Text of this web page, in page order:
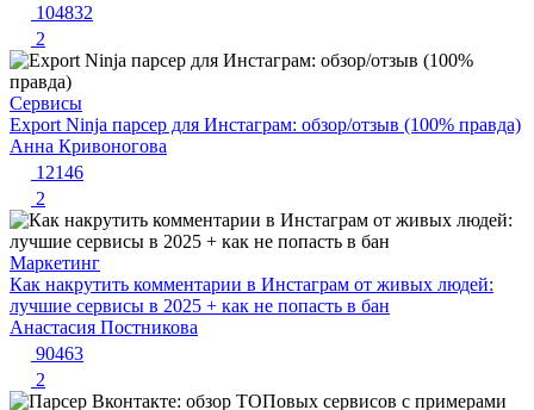
104832
2
Сервисы
Export Ninja парсер для Инстаграм: обзор/отзыв (100% правда)
Анна Кривоногова
12146
2
Маркетинг
Как накрутить комментарии в Инстаграм от живых людей:
лучшие сервисы в 2025 + как не попасть в бан
Анастасия Постникова
90463
2